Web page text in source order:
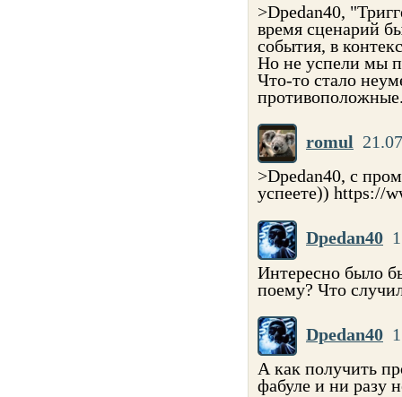
>Dpedan40,
время сценарий
события, в
Но не успели мы
Что-то стало
romul
>Dpedan40, с
успеете)) https://
Dpedan40
Интересно было
поему? Что
Dpedan40
А как получить
фабуле и ни разу